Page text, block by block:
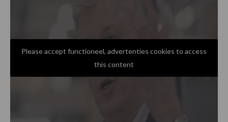
Please accept functioneel, advertenties cookies to access
this content